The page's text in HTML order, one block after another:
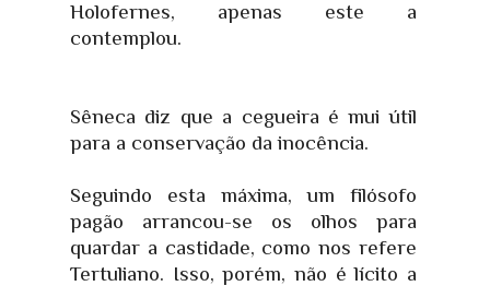
Holofernes, apenas este a
contemplou.
Sêneca diz que a cegueira é mui útil
para a conservação da inocência.
Seguindo esta máxima, um filósofo
pagão arrancou-se os olhos para
quardar a castidade, como nos refere
Tertuliano. Isso, porém, não é lícito a